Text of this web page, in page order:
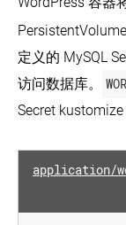
PersistentVolume
定义的 MySQL
访问数据库。
Secret kustomize
application/